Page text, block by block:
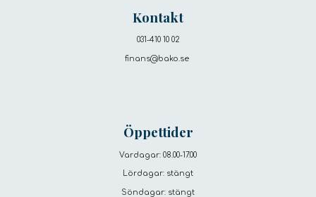
Kontakt
031-410 10 02
finans@bako.se
Öppettider
Vardagar: 08.00-17.00
Lördagar: stängt
Söndagar: stängt